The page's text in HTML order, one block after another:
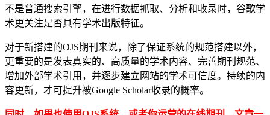
不是普通搜索引擎，在进行数据抓取、分析和收录时，谷歌学
术更关注是否具有学术出版特征。
对于新搭建的OJS期刊来说，除了保证系统的规范搭建以外，
更重要的是发表真实的、高质量的学术内容、完善期刊规范、
增加外部学术引用，并逐步建立网站的学术可信度。持续的内
容更新，才可提升被Google Scholar收录的概率。